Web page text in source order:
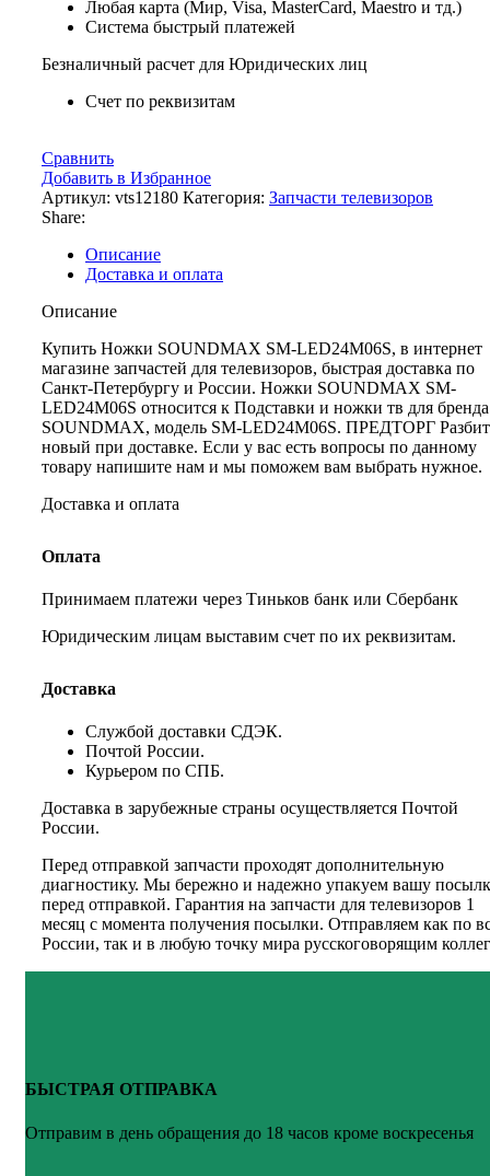
Любая карта (Мир, Visa, MasterCard, Maestro и тд.)
Система быстрый платежей
Безналичный расчет для Юридических лиц
Счет по реквизитам
Сравнить
Добавить в Избранное
Артикул: vts12180 Категория: Запчасти телевизоров
Share:
Описание
Доставка и оплата
Описание
Купить Ножки SOUNDMAX SM-LED24M06S, в интернет
магазине запчастей для телевизоров, быстрая доставка по
Санкт-Петербургу и России. Ножки SOUNDMAX SM-
LED24M06S относится к Подставки и ножки тв для
SOUNDMAX, модель SM-LED24M06S. ПРЕДТОРГ Разбит
новый при доставке. Если у вас есть вопросы по данному
товару напишите нам и мы поможем вам выбрать нужное.
Доставка и оплата
Оплата
Принимаем платежи через Тиньков банк или Сбербанк
Юридическим лицам выставим счет по их реквизитам.
Доставка
Службой доставки СДЭК.
Почтой России.
Курьером по СПБ.
Доставка в зарубежные страны осуществляется Почтой
России.
Перед отправкой запчасти проходят дополнительную
диагностику. Мы бережно и надежно упакуем вашу
перед отправкой. Гарантия на запчасти для телевизоров 1
месяц с момента получения посылки. Отправляем как по
России, так и в любую точку мира русскоговорящим
БЫСТРАЯ ОТПРАВКА
Отправим в день обращения до 18 часов кроме воскресенья